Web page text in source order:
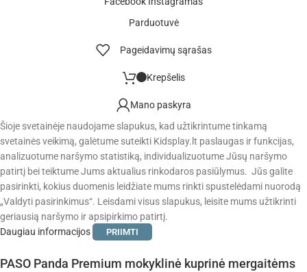
Parduotuvė
Pageidavimų sąrašas
Krepšelis
Mano paskyra
Šioje svetainėje naudojame slapukus, kad užtikrintume tinkamą
svetainės veikimą, galėtume suteikti Kidsplay.lt paslaugas ir funkcijas,
analizuotume naršymo statistiką, individualizuotume Jūsų naršymo
patirtį bei teiktume Jums aktualius rinkodaros pasiūlymus. Jūs galite
pasirinkti, kokius duomenis leidžiate mums rinkti spustelėdami nuorodą
„Valdyti pasirinkimus“. Leisdami visus slapukus, leisite mums užtikrinti
geriausią naršymo ir apsipirkimo patirtį.
Daugiau informacijos
PRIIMTI
PASO Panda Premium mokyklinė kuprinė mergaitėms